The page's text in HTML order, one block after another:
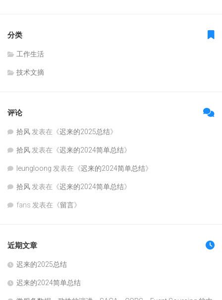
分类
工作生活
技术文摘
评论
拾风 发表在《迟来的2025总结》
拾风 发表在《迟来的2024简单总结》
leungloong 发表在《迟来的2024简单总结》
拾风 发表在《迟来的2024简单总结》
fans 发表在《留言》
近期文章
迟来的2025总结
迟来的2024简单总结